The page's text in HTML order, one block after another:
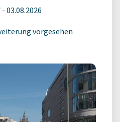
- 03.08.2026
vorgesehen